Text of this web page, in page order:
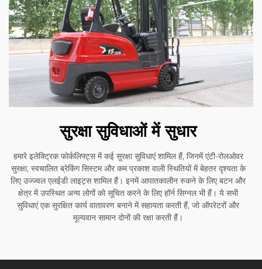
सुरक्षा सुविधाओं में सुधार
हमारे इलेक्ट्रिक फोर्कलिफ्ट्स में कई सुरक्षा सुविधाएं शामिल हैं, जिनमें एंटी-रोलओवर
सुरक्षा, स्वचालित ब्रेकिंग सिस्टम और कम प्रकाश वाली स्थितियों में बेहतर दृश्यता के
लिए उज्ज्वल एलईडी लाइट्स शामिल हैं। इनमें आपातकालीन रुकने के लिए बटन और
क्षेत्र में उपस्थित अन्य लोगों को सूचित करने के लिए हॉर्न सिग्नल भी हैं। ये सभी
सुविधाएं एक सुरक्षित कार्य वातावरण बनाने में सहायता करती हैं, जो ऑपरेटरों और
मूल्यवान सामान दोनों की रक्षा करती हैं।